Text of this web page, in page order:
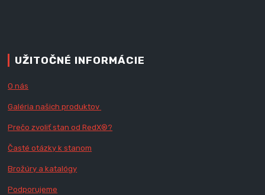
UŽITOČNÉ INFORMÁCIE
O nás
Galéria našich produktov
Prečo zvoliť stan od RedX®?
Časté otázky k stanom
Brožúry a katalógy
Podporujeme